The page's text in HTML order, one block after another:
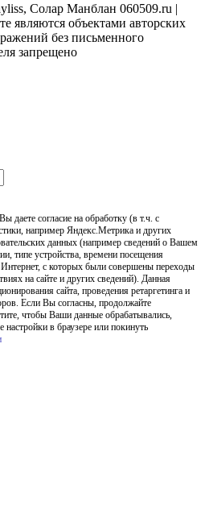
Солар Манблан 060509.ru |
являются объектами авторских
без письменного
запрещено
даете согласие на обработку (в т.ч. с
например Яндекс.Метрика и других
данных (например сведений о Вашем
типе устройства, времени посещения
Интернет, с которых были совершены переходы
на сайте и других сведений). Данная
сайта, проведения ретаргетинга и
Если Вы согласны, продолжайте
чтобы Ваши данные обрабатывались,
настройки в браузере или покинуть